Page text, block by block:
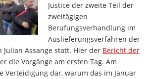
Justice der zweite Teil der
zweitägigen
Berufungsverhandlung im
Auslieferungsverfahren der
Julian Assange statt. Hier der Bericht der
die Vorgänge am ersten Tag. Am
Verteidigung dar, warum das im Januar